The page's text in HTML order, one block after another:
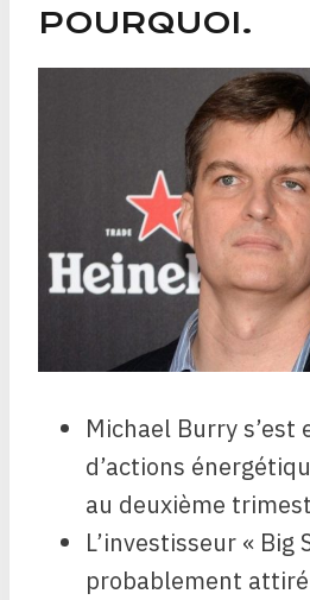
POURQUOI.
Michael Burry s’est
d’actions
au deuxième
L’investisseur « Big
probablement